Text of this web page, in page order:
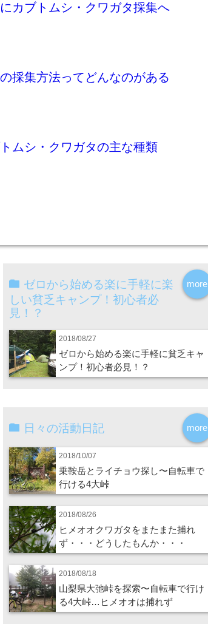
カブトムシ・クワガタ採集へ
採集方法ってどんなのがある
ムシ・クワガタの主な種類
more
ゼロから始める楽に手軽に楽
しい貧乏キャンプ！初心者必
見！？
2018/08/27
ゼロから始める楽に手軽に貧乏キャ
ンプ！初心者必見！？
more
日々の活動日記
2018/10/07
乗鞍岳とライチョウ探し〜自転車で
行ける4大峠
2018/08/26
ヒメオオクワガタをまたまた捕れ
ず・・・どうしたもんか・・・
2018/08/18
山梨県大弛峠を探索〜自転車で行け
る4大峠…ヒメオオは捕れず